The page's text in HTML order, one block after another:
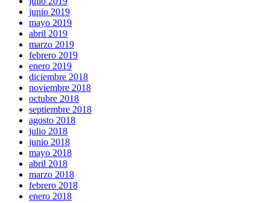
junio 2019
mayo 2019
abril 2019
marzo 2019
febrero 2019
enero 2019
diciembre 2018
noviembre 2018
octubre 2018
septiembre 2018
agosto 2018
julio 2018
junio 2018
mayo 2018
abril 2018
marzo 2018
febrero 2018
enero 2018